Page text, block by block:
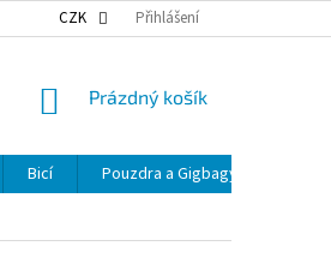
NAŠE DOPRAVA
CZK Přihlášení
NÁKUPNÍ
Prázdný košík
Bicí Pouzdra a Gigbagy